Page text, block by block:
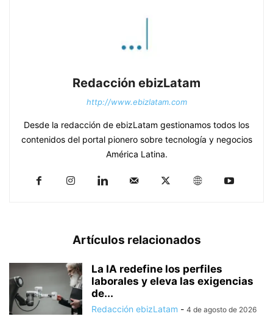
Redacción ebizLatam
http://www.ebizlatam.com
Desde la redacción de ebizLatam gestionamos todos los
contenidos del portal pionero sobre tecnología y negocios
América Latina.
Artículos relacionados
La IA redefine los perfiles
laborales y eleva las exigencias
de...
Redacción ebizLatam - 4 de agosto de 2026